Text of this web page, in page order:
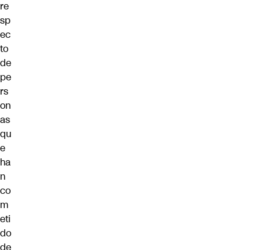
re
sp
ec
to
de
pe
rs
on
as
qu
e
ha
n
co
m
eti
do
de